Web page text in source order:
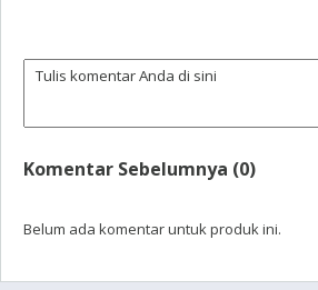
Komentar Sebelumnya (0)
Belum ada komentar untuk produk ini.